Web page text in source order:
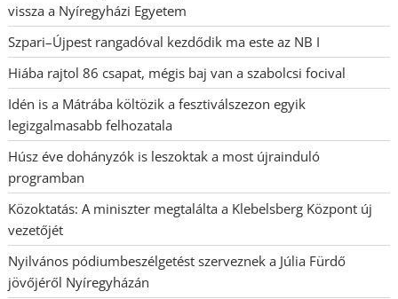
vissza a Nyíregyházi Egyetem
Szpari–Újpest rangadóval kezdődik ma este az NB I
Hiába rajtol 86 csapat, mégis baj van a szabolcsi focival
Idén is a Mátrába költözik a fesztiválszezon egyik
legizgalmasabb felhozatala
Húsz éve dohányzók is leszoktak a most újrainduló
programban
Közoktatás: A miniszter megtalálta a Klebelsberg Központ új
vezetőjét
Nyilvános pódiumbeszélgetést szerveznek a Júlia Fürdő
jövőjéről Nyíregyházán